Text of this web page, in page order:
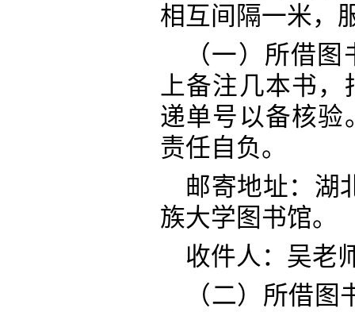
相互间隔一米，
（一）所借
上备注几本书，
递单号以备核验
责任自负。
邮寄地址：湖
族大学图书馆。
收件人：吴老
（二）所借